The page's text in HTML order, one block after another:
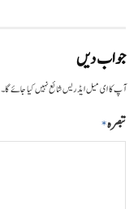
جواب دیں
آپ کا ای میل ایڈریس شائع نہیں کیا جائے گا۔
تبصرہ*